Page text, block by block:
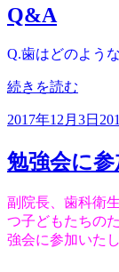
日:
Q&A
Q.歯はどのよう
“Q&A”
続きを読む
投
日:
2017年12月3日
勉強会に
副院長、歯科衛
つ子どもたちの
強会に参加いた